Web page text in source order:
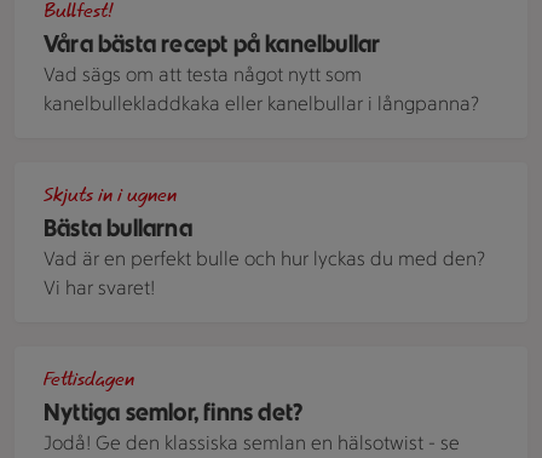
Våra bästa recept på kanelbullar
Bullfest!
Vad sägs om att testa något nytt som
kanelbullekladdkaka eller kanelbullar i långpanna?
Bästa bullarna
Skjuts in i ugnen
Vad är en perfekt bulle och hur lyckas du med den?
Vi har svaret!
Nyttiga semlor, finns det?
Fettisdagen
Jodå! Ge den klassiska semlan en hälsotwist - se